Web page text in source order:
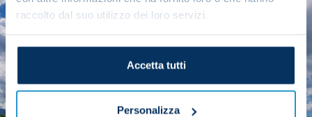
raccolto dal suo utilizzo dei loro servizi.
Accetta tutti
Personalizza
FOLLOW THE CHAMPS' JOURNEY